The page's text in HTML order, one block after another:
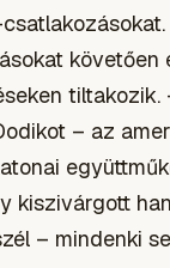
– az
kiszivárgott
– mindenki